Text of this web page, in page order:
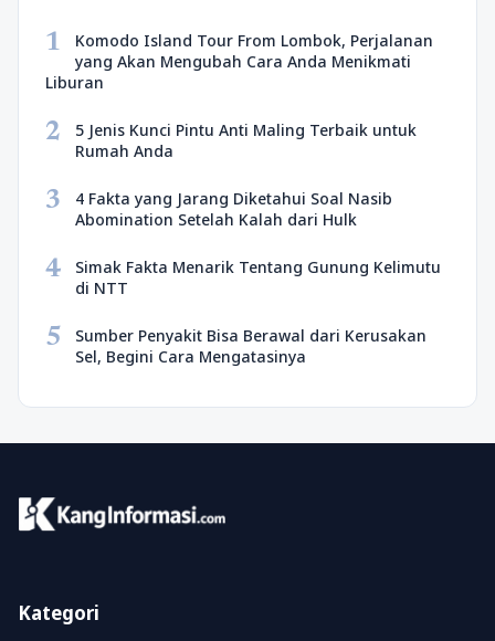
1
Komodo Island Tour From Lombok, Perjalanan
yang Akan Mengubah Cara Anda Menikmati
Liburan
2
5 Jenis Kunci Pintu Anti Maling Terbaik untuk
Rumah Anda
3
4 Fakta yang Jarang Diketahui Soal Nasib
Abomination Setelah Kalah dari Hulk
4
Simak Fakta Menarik Tentang Gunung Kelimutu
di NTT
5
Sumber Penyakit Bisa Berawal dari Kerusakan
Sel, Begini Cara Mengatasinya
Kategori